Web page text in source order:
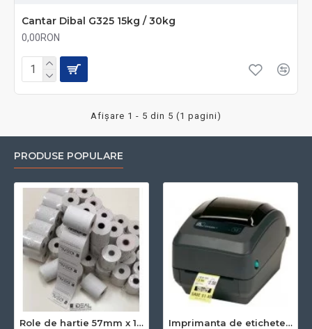
Cantar Dibal G325 15kg / 30kg
0,00RON
Afişare 1 - 5 din 5 (1 pagini)
PRODUSE POPULARE
Role de hartie 57mm x 18m BPA free
Imprimanta de etichete Zebra GK420T